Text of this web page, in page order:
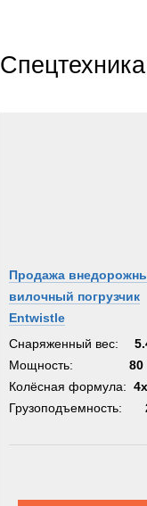
Спецтехника
Продажа
вилочный погрузчик
Entwistle
Снаряженный вес:
Мощность:
80
Колёсная формула:
Грузоподъемность: